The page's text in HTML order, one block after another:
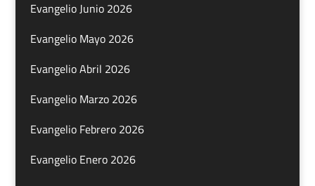
Evangelio Junio 2026
Evangelio Mayo 2026
Evangelio Abril 2026
Evangelio Marzo 2026
Evangelio Febrero 2026
Evangelio Enero 2026